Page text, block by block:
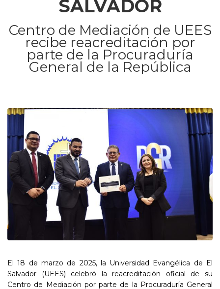
SALVADOR
Centro de Mediación de UEES
recibe reacreditación por
parte de la Procuraduría
General de la República
El 18 de marzo de 2025, la Universidad Evangélica de El
Salvador (UEES) celebró la reacreditación oficial de su
Centro de Mediación por parte de la Procuraduría General